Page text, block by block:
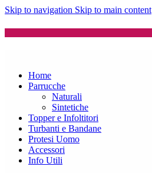
Skip to navigation Skip to main content
Home
Parrucche
Naturali
Sintetiche
Topper e Infoltitori
Turbanti e Bandane
Protesi Uomo
Accessori
Info Utili